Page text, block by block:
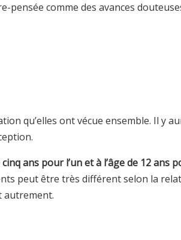
comme des avances
qu’elles ont vécue ensemble. Il y
ans pour l’un et à l’âge de 12 ans
peut être très différent selon la
autrement.